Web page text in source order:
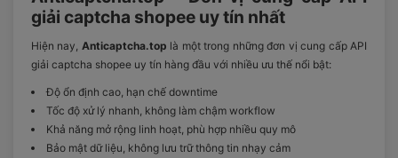
giải captcha shopee uy tín nhất
Hiện nay, Anticaptcha.top là một trong những đơn vị cung cấp API
giải captcha shopee uy tín hàng đầu với nhiều ưu thế nổi bật:
Độ ổn định cao, hạn chế downtime
Tốc độ xử lý nhanh, không làm chậm workflow
Khả năng mở rộng linh hoạt, phù hợp nhiều quy mô
Bảo mật dữ liệu, không lưu trữ thông tin nhạy cảm